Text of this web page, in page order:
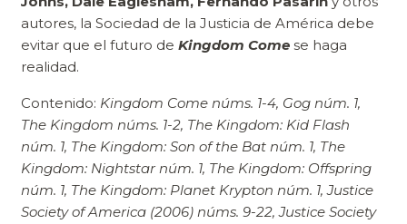
autores, la Sociedad de la Justicia de América debe
evitar que el futuro de Kingdom Come se haga
realidad.
Contenido: Kingdom Come núms. 1-4, Gog núm. 1,
The Kingdom núms. 1-2, The Kingdom: Kid Flash
núm. 1, The Kingdom: Son of the Bat núm. 1, The
Kingdom: Nightstar núm. 1, The Kingdom: Offspring
núm. 1, The Kingdom: Planet Krypton núm. 1, Justice
Society of America (2006) núms. 9-22, Justice Society